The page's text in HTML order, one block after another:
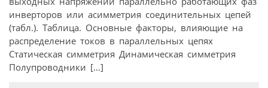
инверторов или асимметрия соединительных цепей
(табл.). Таблица. Основные факторы, влияющие на
распределение токов в параллельных цепях
Статическая симметрия Динамическая симметрия
Полупроводники […]